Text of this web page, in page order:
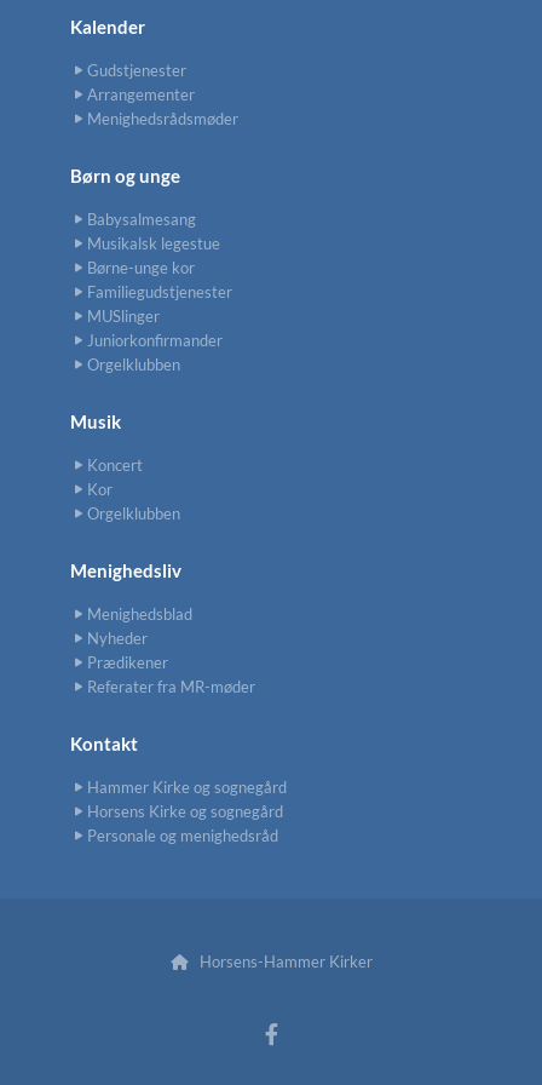
Kalender
Gudstjenester
Arrangementer
Menighedsrådsmøder
Børn og unge
Babysalmesang
Musikalsk legestue
Børne-unge kor
Familiegudstjenester
MUSlinger
Juniorkonfirmander
Orgelklubben
Musik
Koncert
Kor
Orgelklubben
Menighedsliv
Menighedsblad
Nyheder
Prædikener
Referater fra MR-møder
Kontakt
Hammer Kirke og sognegård
Horsens Kirke og sognegård
Personale og menighedsråd
Horsens-Hammer Kirker